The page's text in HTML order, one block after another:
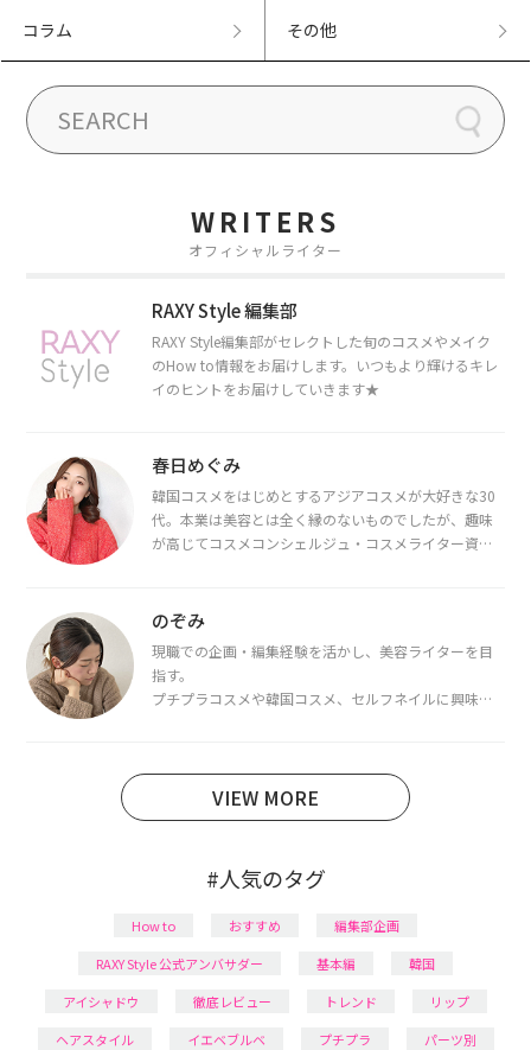
コラム その他
WRITERS
オフィシャルライター
RAXY Style 編集部
RAXY Style編集部がセレクトした旬のコスメやメイク
のHow to情報をお届けします。いつもより輝けるキレ
イのヒントをお届けしていきます★
春日めぐみ
韓国コスメをはじめとするアジアコスメが大好きな30
代。本業は美容とは全く縁のないものでしたが、趣味
が高じてコスメコンシェルジュ・コスメライター資格
断・骨格診断によるイメージコンサルティングも行っ
のぞみ
現職での企画・編集経験を活かし、美容ライターを目
指す。
プチプラコスメや韓国コスメ、セルフネイルに興味が
日本化粧品検定1級保有。
VIEW MORE
#人気のタグ
How to おすすめ
編集部企画
RAXY Style 公式アンバサダー
基本編
韓国
アイシャドウ
徹底レビュー トレンド
リップ
ヘアスタイル
イエベブルベ プチプラ
パーツ別